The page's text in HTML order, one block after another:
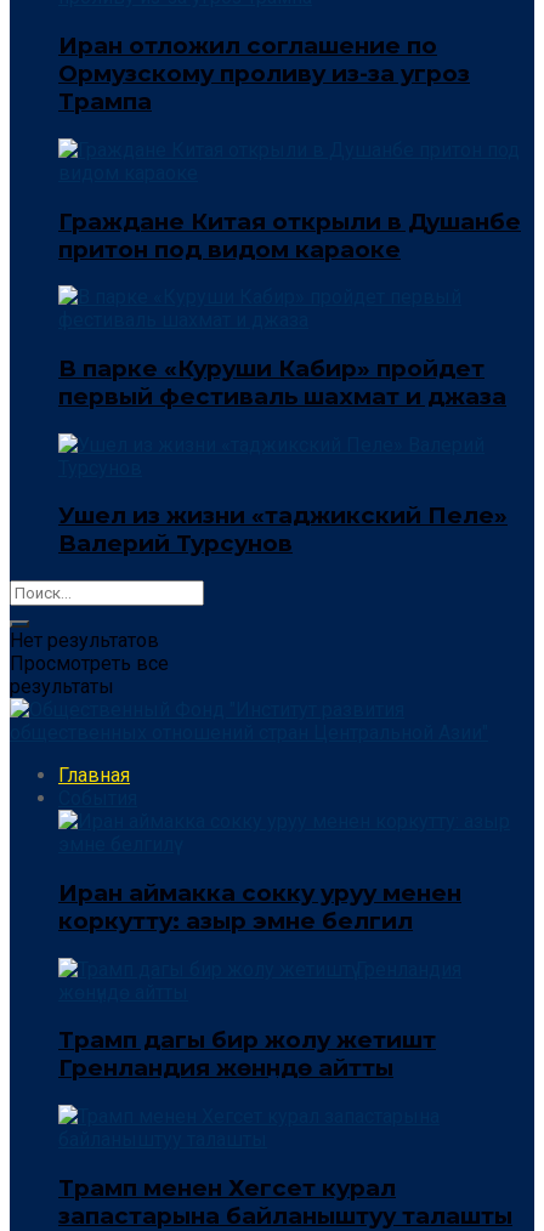
Иран отложил соглашение по
Ормузскому проливу из-за угроз
Трампа
Граждане Китая открыли в Душанбе
притон под видом караоке
В парке «Куруши Кабир» пройдет
первый фестиваль шахмат и джаза
Ушел из жизни «таджикский Пеле»
Валерий Турсунов
Нет результатов
Просмотреть все
результаты
Главная
Иран аймакка сокку уруу менен
коркутту: азыр эмне белгилүү
Трамп дагы бир жолу жетиштүү
Гренландия жөнүндө айтты
Трамп менен Хегсет курал
запастарына байланыштуу талашты